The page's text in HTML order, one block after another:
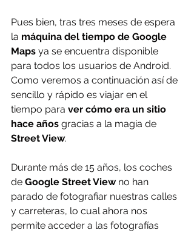
Pues bien, tras tres meses de espera
la máquina del tiempo de Google
Maps ya se encuentra disponible
para todos los usuarios de Android.
Como veremos a continuación así de
sencillo y rápido es viajar en el
tiempo para ver cómo era un sitio
hace años gracias a la magia de
Street View.
Durante más de 15 años, los coches
de Google Street View no han
parado de fotografiar nuestras calles
y carreteras, lo cual ahora nos
permite acceder a las fotografías